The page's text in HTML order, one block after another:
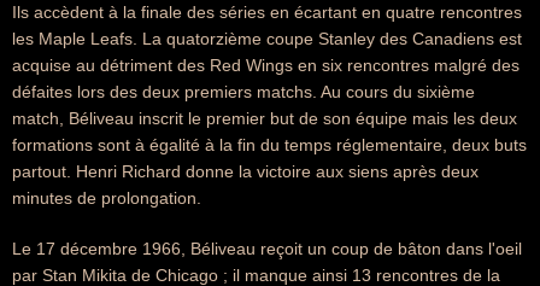
Ils accèdent à la finale des séries en écartant en quatre rencontres
les Maple Leafs. La quatorzième coupe Stanley des Canadiens est
acquise au détriment des Red Wings en six rencontres malgré des
défaites lors des deux premiers matchs. Au cours du sixième
match, Béliveau inscrit le premier but de son équipe mais les deux
formations sont à égalité à la fin du temps réglementaire, deux buts
partout. Henri Richard donne la victoire aux siens après deux
minutes de prolongation.
Le 17 décembre 1966, Béliveau reçoit un coup de bâton dans l'oeil
par Stan Mikita de Chicago ; il manque ainsi 13 rencontres de la